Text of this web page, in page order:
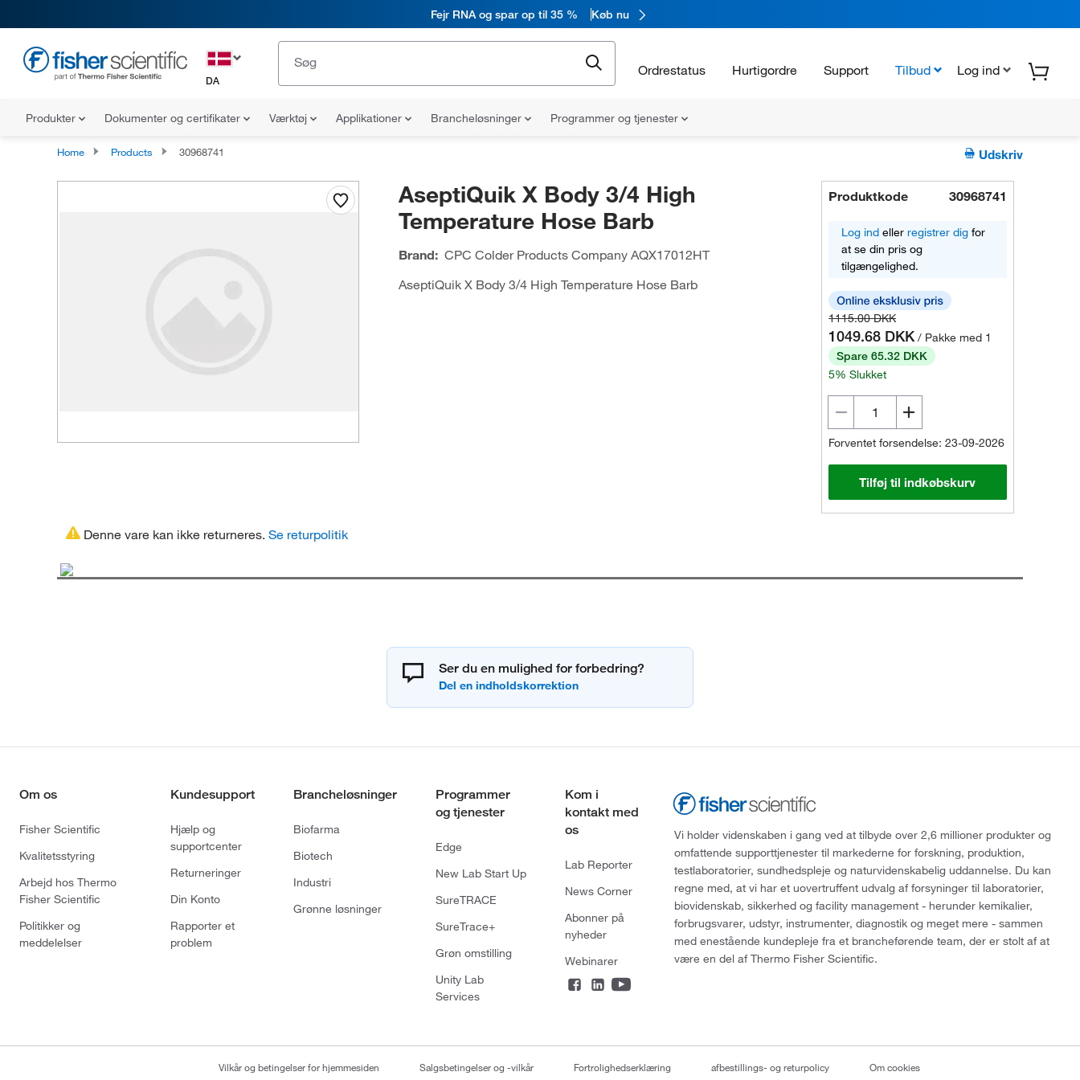
Fejr RNA og spar op til 35 % Køb nu
DA
Ordrestatus Hurtigordre Support Tilbud Log ind
Produkter Dokumenter og certifikater Værktøj Applikationer Brancheløsninger Programmer og tjenester
Home Products 30968741 Udskriv
AseptiQuik X Body 3/4 High
Temperature Hose Barb
Brand: CPC Colder Products CompanyAQX17012HT
AseptiQuik X Body 3/4 High Temperature Hose Barb
Produktkode 30968741
Log ind ellerregistrer dig for
at se din pris og
tilgængelighed.
1115.00 DKK
1049.68 DKK / Pakke med 1
Spare 65.32 DKK
5% Slukket
Forventet forsendelse: 23-09-2026
Tilføj til indkøbskurv
Denne vare kan ikke returneres.Se returpolitik
Ser du en mulighed for forbedring?
Om os
Fisher Scientific
Kvalitetsstyring
Arbejd hos Thermo
Fisher Scientific
Politikker og
meddelelser
Kundesupport
Hjælp og
supportcenter
Returneringer
Din Konto
Rapporter et
problem
Brancheløsninger
Biofarma
Biotech
Industri
Grønne løsninger
Programmer
og tjenester
Edge
New Lab Start Up
SureTRACE
SureTrace+
Grøn omstilling
Unity Lab
Services
Kom i
kontakt med
os
Lab Reporter
News Corner
Abonner på
nyheder
Webinarer
Vi holder videnskaben i gang ved at tilbyde over 2,6 millioner produkter og
omfattende supporttjenester til markederne for forskning, produktion,
testlaboratorier, sundhedspleje og naturvidenskabelig uddannelse. Du kan
regne med, at vi har et uovertruffent udvalg af forsyninger til laboratorier,
biovidenskab, sikkerhed og facility management - herunder kemikalier,
forbrugsvarer, udstyr, instrumenter, diagnostik og meget mere - sammen
med enestående kundepleje fra et brancheførende team, der er stolt af at
være en del af Thermo Fisher Scientific.
Vilkår og betingelser for hjemmesiden Salgsbetingelser og -vilkår Fortrolighedserklæring afbestillings- og returpolicy Om cookies